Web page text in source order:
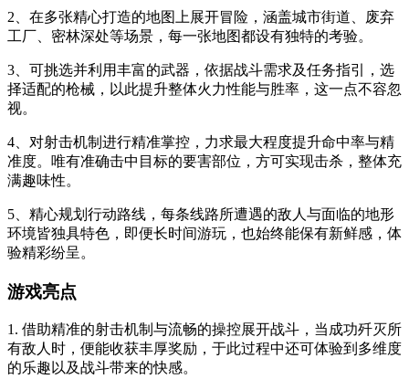
2、在多张精心打造的地图上展开冒险，涵盖城市街道、废弃
工厂、密林深处等场景，每一张地图都设有独特的考验。
3、可挑选并利用丰富的武器，依据战斗需求及任务指引，选
择适配的枪械，以此提升整体火力性能与胜率，这一点不容忽
视。
4、对射击机制进行精准掌控，力求最大程度提升命中率与精
准度。唯有准确击中目标的要害部位，方可实现击杀，整体充
满趣味性。
5、精心规划行动路线，每条线路所遭遇的敌人与面临的地形
环境皆独具特色，即便长时间游玩，也始终能保有新鲜感，体
验精彩纷呈。
游戏亮点
1. 借助精准的射击机制与流畅的操控展开战斗，当成功歼灭所
有敌人时，便能收获丰厚奖励，于此过程中还可体验到多维度
的乐趣以及战斗带来的快感。